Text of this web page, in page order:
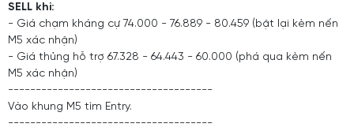
SELL khi:
- Giá chạm kháng cự 74.000 - 76.889 - 80.459 (bật lại kèm nến
M5 xác nhận)
- Giá thủng hỗ trợ 67.328 - 64.443 - 60.000 (phá qua kèm nến
M5 xác nhận)
-------------------------------------
Vào khung M5 tìm Entry.
-------------------------------------